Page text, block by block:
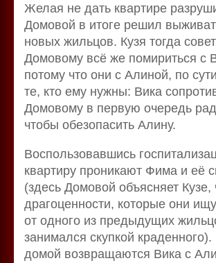
Желая не дать квартире
Домовой в итоге решил
новых жильцов. Кузя тогда
Домовому всё же помириться с
потому что они с Алиной, по
те, кто ему нужны: Вика
Домовому в первую очередь
чтобы обезопасить Алину.
Воспользовавшись
квартиру проникают Фима и её
(здесь Домовой объясняет Кузе,
драгоценности, которые они
от одного из предыдущих
занимался скупкой краденного).
домой возвращаются Вика с